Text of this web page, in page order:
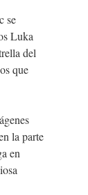
se
Luka
del
que
la parte
en